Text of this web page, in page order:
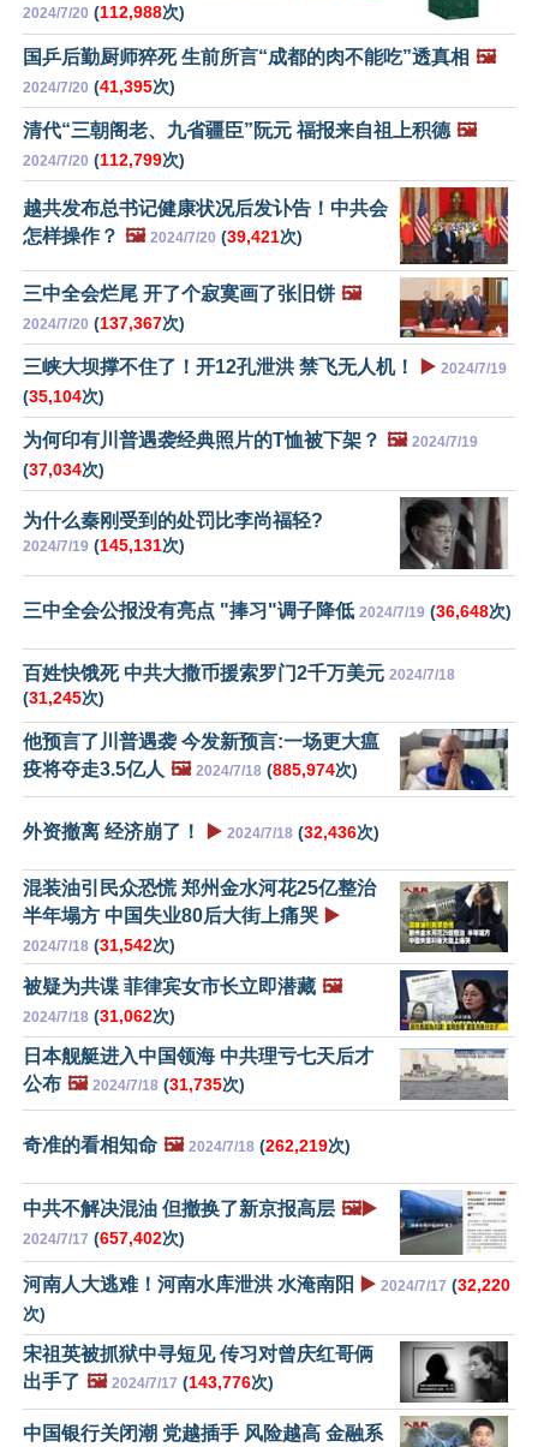
2024/7/20 (112,988次)
国乒后勤厨师猝死 生前所言“成都的肉不能吃”透真相 🖼️
2024/7/20 (41,395次)
清代“三朝阁老、九省疆臣”阮元 福报来自祖上积德 🖼️
2024/7/20 (112,799次)
越共发布总书记健康状况后发讣告！中共会
怎样操作？ 🖼️ 2024/7/20 (39,421次)
三中全会烂尾 开了个寂寞画了张旧饼 🖼️
2024/7/20 (137,367次)
三峡大坝撑不住了！开12孔泄洪 禁飞无人机！ ▶️ 2024/7/19
(35,104次)
为何印有川普遇袭经典照片的T恤被下架？ 🖼️ 2024/7/19
(37,034次)
为什么秦刚受到的处罚比李尚福轻?
2024/7/19 (145,131次)
三中全会公报没有亮点 "捧习"调子降低 2024/7/19 (36,648次)
百姓快饿死 中共大撒币援索罗门2千万美元 2024/7/18
(31,245次)
他预言了川普遇袭 今发新预言:一场更大瘟
疫将夺走3.5亿人 🖼️ 2024/7/18 (885,974次)
外资撤离 经济崩了！ ▶️ 2024/7/18 (32,436次)
混装油引民众恐慌 郑州金水河花25亿整治
半年塌方 中国失业80后大街上痛哭 ▶️
2024/7/18 (31,542次)
被疑为共谍 菲律宾女市长立即潜藏 🖼️
2024/7/18 (31,062次)
日本舰艇进入中国领海 中共理亏七天后才
公布 🖼️ 2024/7/18 (31,735次)
奇准的看相知命 🖼️ 2024/7/18 (262,219次)
中共不解决混油 但撤换了新京报高层 🖼️▶️
2024/7/17 (657,402次)
河南人大逃难！河南水库泄洪 水淹南阳 ▶️ 2024/7/17 (32,220
次)
宋祖英被抓狱中寻短见 传习对曾庆红哥俩
出手了 🖼️ 2024/7/17 (143,776次)
中国银行关闭潮 党越插手 风险越高 金融系